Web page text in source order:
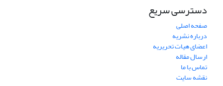
دسترسی سریع
صفحه اصلی
درباره نشریه
اعضای هیات تحریریه
ارسال مقاله
تماس با ما
نقشه سایت